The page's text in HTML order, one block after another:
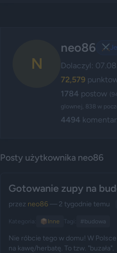
N
neo86 ⚔️
Dolaczyl:
72,579
1784 postow
glownej, 838 w
4494
Posty użytkownika neo86
Gotowanie zupy na
przez neo86— 2 tygodnie temu
Kategoria: 📦 Inne Tagi: #budowa
Nie róbcie tego w domu! W
na kawę/herbatę. To tzw. "buzała".